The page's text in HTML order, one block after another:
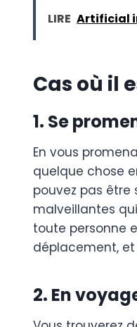
LIRE Artificial
Cas où il
1. Se
En vous
quelque chose
pouvez pas
malveillantes
toute personne
déplacement,
2. En